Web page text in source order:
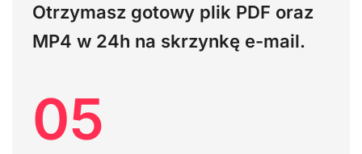
Otrzymasz gotowy plik PDF oraz
MP4 w 24h na skrzynkę e-mail.
05